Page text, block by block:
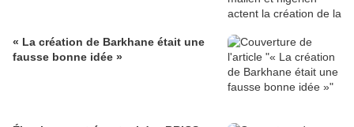
« La création de Barkhane était une
fausse bonne idée »